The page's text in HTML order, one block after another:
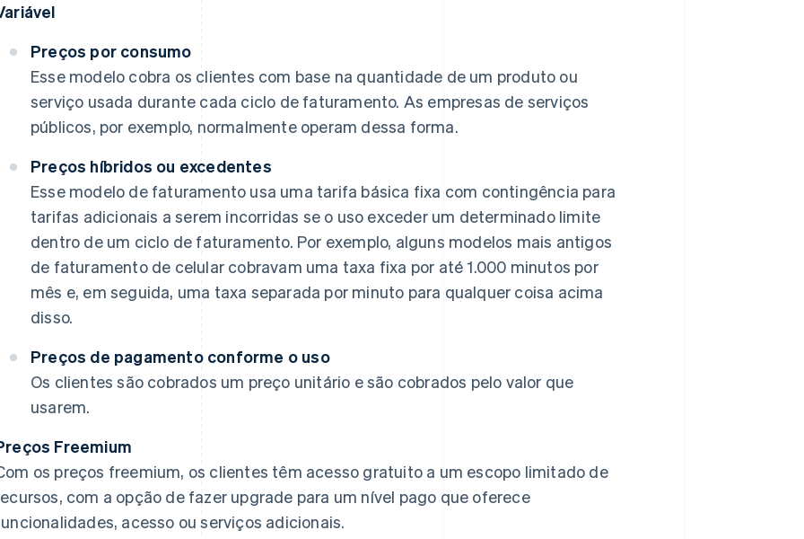
Preços por consumo
Esse modelo cobra os clientes com base na quantidade de um produto ou
serviço usada durante cada ciclo de faturamento. As empresas de serviços
públicos, por exemplo, normalmente operam dessa forma.
Preços híbridos ou excedentes
Esse modelo de faturamento usa uma tarifa básica fixa com contingência para
tarifas adicionais a serem incorridas se o uso exceder um determinado limite
dentro de um ciclo de faturamento. Por exemplo, alguns modelos mais antigos
de faturamento de celular cobravam uma taxa fixa por até 1.000 minutos por
mês e, em seguida, uma taxa separada por minuto para qualquer coisa acima
disso.
Preços de pagamento conforme o uso
Os clientes são cobrados um preço unitário e são cobrados pelo valor que
usarem.
Freemium
os preços freemium, os clientes têm acesso gratuito a um escopo limitado de
com a opção de fazer upgrade para um nível pago que oferece
acesso ou serviços adicionais.